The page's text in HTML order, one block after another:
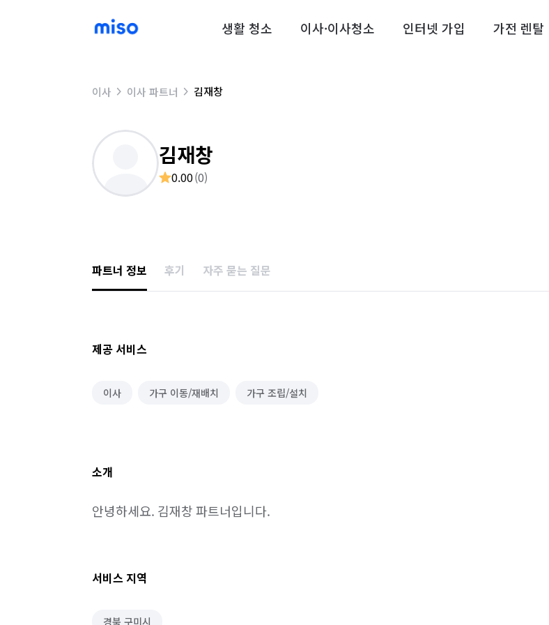
생활 청소 이사·이사청소 인터넷 가입 가전 렌탈
이사 이사 파트너 김재창
김재창
0.00(0)
파트너 정보 후기 자주 묻는 질문
제공 서비스
이사 가구 이동/재배치 가구 조립/설치
소개
안녕하세요. 김재창 파트너입니다.
서비스 지역
경북 구미시